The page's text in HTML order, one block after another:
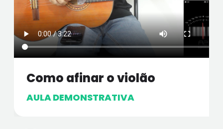
Como afinar o violão
AULA DEMONSTRATIVA